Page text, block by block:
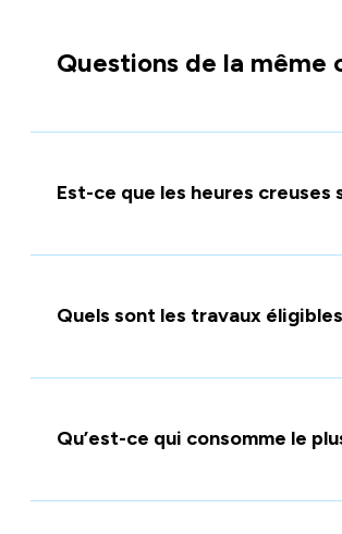
Questions de la même
Est-ce que les heures
Quels sont les travaux
Qu’est-ce qui consomme le